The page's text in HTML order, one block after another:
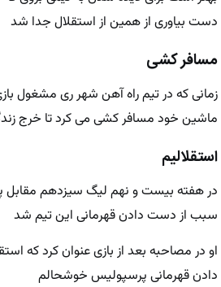
دست بیاوری از همین از استقلال جدا شد
مسافر کشی
زمانی که در تیم راه آهن شهر ری مشغول
ماشین خود مسافر کشی می کرد تا خرج
استقلالیم
در هفته بیست و نهم لیگ سیزدهم مقابل
سبب از دست دادن قهرمانی این تیم شد
او در مصاحبه بعد از بازی عنوان کرد که
دادن قهرمانی پرسپولیس خوشحالم